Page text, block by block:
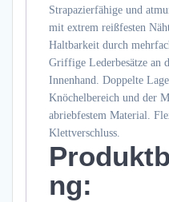
Strapazierfähige und
mit extrem reißfesten
Haltbarkeit durch
Griffige Lederbesätze an
Innenhand. Doppelte
Knöchelbereich und der
abriebfestem Material.
Klettverschluss.
ng: